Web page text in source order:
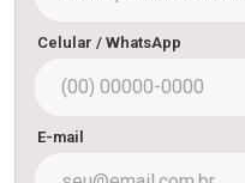
Celular / WhatsApp
E-mail